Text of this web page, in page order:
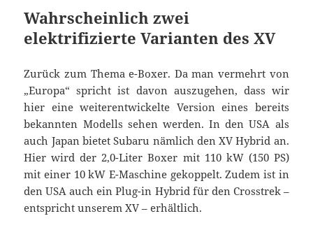
Wahrscheinlich zwei
elektrifizierte Varianten des XV
Zurück zum Thema e-Boxer. Da man vermehrt von
„Europa“ spricht ist davon auszugehen, dass wir
hier eine weiterentwickelte Version eines bereits
bekannten Modells sehen werden. In den USA als
auch Japan bietet Subaru nämlich den XV Hybrid an.
Hier wird der 2,0-Liter Boxer mit 110 kW (150 PS)
mit einer 10 kW E-Maschine gekoppelt. Zudem ist in
den USA auch ein Plug-in Hybrid für den Crosstrek –
entspricht unserem XV – erhältlich.